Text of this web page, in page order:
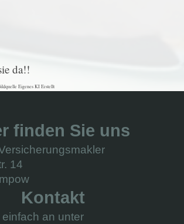
da!!
Eigenes KI Erstellt
finden Sie uns
14
Kontakt
an unter